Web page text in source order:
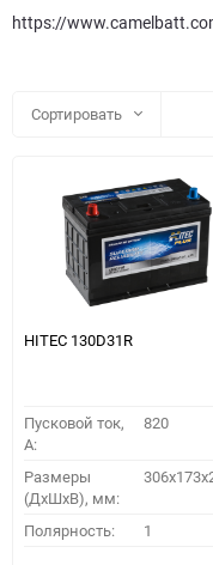
https://
Сортировать
HITEC 130D31R
Пусковой ток,
A:
820
Размеры
(ДхШхВ), мм:
Полярность: 1